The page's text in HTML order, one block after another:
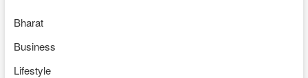
Bharat
Business
Lifestyle